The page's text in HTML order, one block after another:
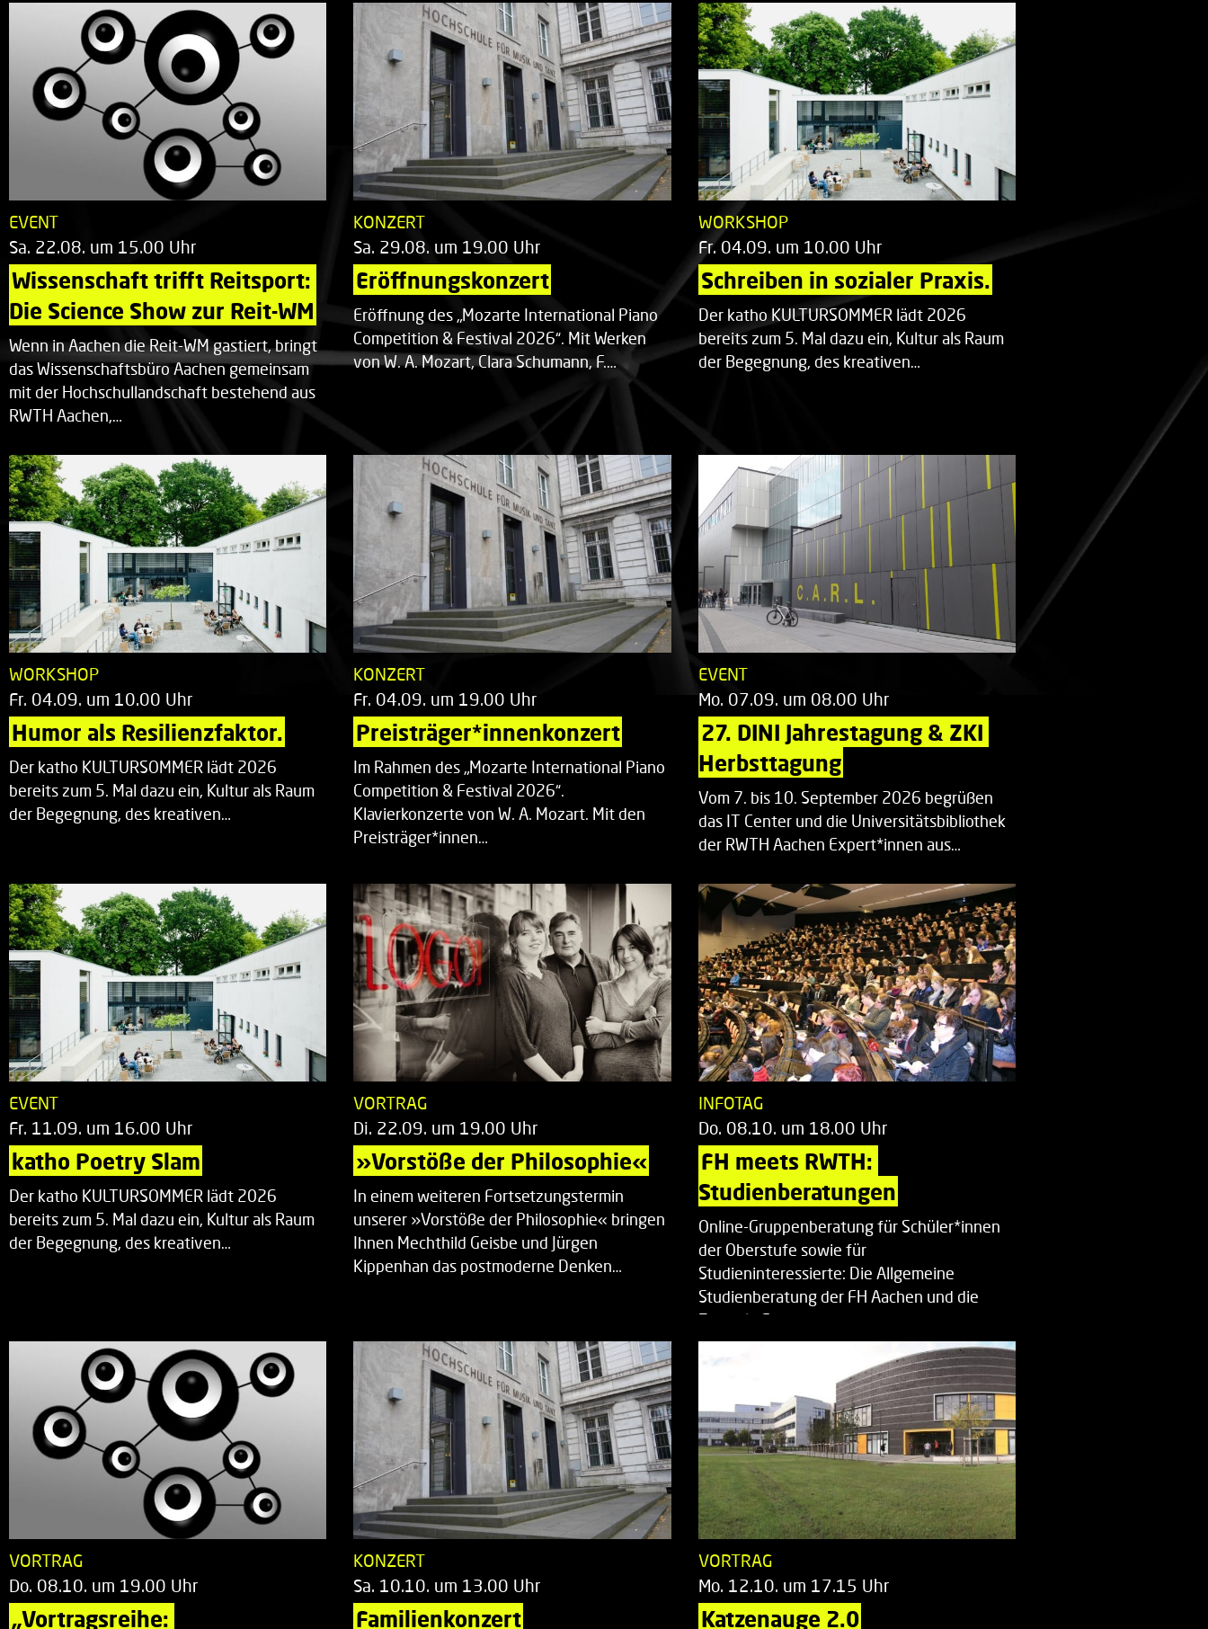
EVENT
Sa. 22.08. um 15.00 Uhr
Wissenschaft trifft Reitsport:
Die Science Show zur Reit-WM
Wenn in Aachen die Reit-WM gastiert, bringt
das Wissenschaftsbüro Aachen gemeinsam
mit der Hochschullandschaft bestehend aus
RWTH Aachen,…
KONZERT
Sa. 29.08. um 19.00 Uhr
Eröffnungskonzert
Eröffnung des „Mozarte International Piano
Competition & Festival 2026“. Mit Werken
von W. A. Mozart, Clara Schumann, F.…
WORKSHOP
Fr. 04.09. um 10.00 Uhr
Schreiben in sozialer Praxis.
Der katho KULTURSOMMER lädt 2026
bereits zum 5. Mal dazu ein, Kultur als Raum
der Begegnung, des kreativen…
WORKSHOP
Fr. 04.09. um 10.00 Uhr
Humor als Resilienzfaktor.
Der katho KULTURSOMMER lädt 2026
bereits zum 5. Mal dazu ein, Kultur als Raum
der Begegnung, des kreativen…
KONZERT
Fr. 04.09. um 19.00 Uhr
Preisträger*innenkonzert
Im Rahmen des „Mozarte International Piano
Competition & Festival 2026“.
Klavierkonzerte von W. A. Mozart. Mit den
Preisträger*innen…
EVENT
Mo. 07.09. um 08.00 Uhr
27. DINI Jahrestagung & ZKI
Herbsttagung
Vom 7. bis 10. September 2026 begrüßen
das IT Center und die Universitätsbibliothek
der RWTH Aachen Expert*innen aus…
EVENT
Fr. 11.09. um 16.00 Uhr
katho Poetry Slam
Der katho KULTURSOMMER lädt 2026
bereits zum 5. Mal dazu ein, Kultur als Raum
der Begegnung, des kreativen…
VORTRAG
Di. 22.09. um 19.00 Uhr
»Vorstöße der Philosophie«
In einem weiteren Fortsetzungstermin
unserer »Vorstöße der Philosophie« bringen
Ihnen Mechthild Geisbe und Jürgen
Kippenhan das postmoderne Denken…
INFOTAG
Do. 08.10. um 18.00 Uhr
FH meets RWTH:
Studienberatungen
Online-Gruppenberatung für Schüler*innen
der Oberstufe sowie für
Studieninteressierte: Die Allgemeine
Studienberatung der FH Aachen und die
Zentrale Studienberatung…
VORTRAG
Do. 08.10. um 19.00 Uhr
„Vortragsreihe:
KONZERT
Sa. 10.10. um 13.00 Uhr
Familienkonzert
VORTRAG
Mo. 12.10. um 17.15 Uhr
Katzenauge 2.0